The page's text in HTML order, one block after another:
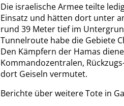
Die israelische Armee teilte
Einsatz und hätten dort unter
rund 39 Meter tief im
Tunnelroute habe die Gebiete
Den Kämpfern der Hamas
Kommandozentralen,
dort Geiseln vermutet.
Berichte über weitere Tote in